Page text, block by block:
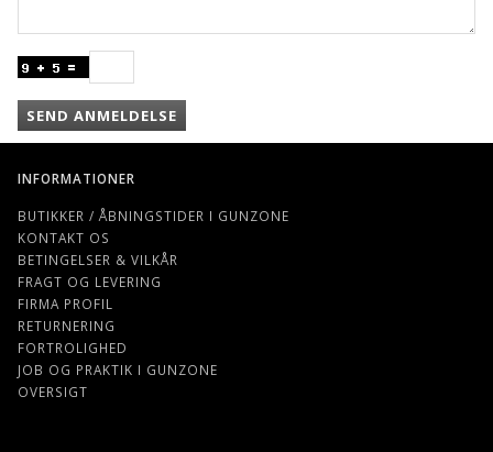
SEND ANMELDELSE
INFORMATIONER
BUTIKKER / ÅBNINGSTIDER I GUNZONE
KONTAKT OS
BETINGELSER & VILKÅR
FRAGT OG LEVERING
FIRMA PROFIL
RETURNERING
FORTROLIGHED
JOB OG PRAKTIK I GUNZONE
OVERSIGT